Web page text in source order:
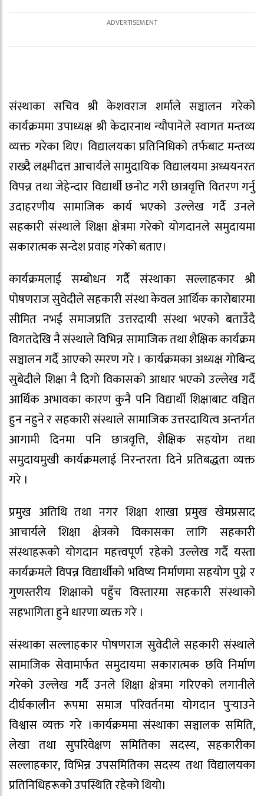
संस्थाका सचिव श्री केशवराज शर्माले सञ्चालन गरेको
कार्यक्रममा उपाध्यक्ष श्री केदारनाथ न्यौपानेले स्वागत मन्तव्य
व्यक्त गरेका थिए। विद्यालयका प्रतिनिधिको तर्फबाट मन्तव्य
राख्दै लक्ष्मीदत्त आचार्यले सामुदायिक विद्यालयमा अध्ययनरत
विपन्न तथा जेहेन्दार विद्यार्थी छनोट गरी छात्रवृत्ति वितरण गर्नु
उदाहरणीय सामाजिक कार्य भएको उल्लेख गर्दै उनले
सहकारी संस्थाले शिक्षा क्षेत्रमा गरेको योगदानले समुदायमा
सकारात्मक सन्देश प्रवाह गरेको बताए।
कार्यक्रमलाई सम्बोधन गर्दै संस्थाका सल्लाहकार श्री
पोषणराज सुवेदीले सहकारी संस्था केवल आर्थिक कारोबारमा
सीमित नभई समाजप्रति उत्तरदायी संस्था भएको बताउँदै
विगतदेखि नै संस्थाले विभिन्न सामाजिक तथा शैक्षिक कार्यक्रम
सञ्चालन गर्दै आएको स्मरण गरे । कार्यक्रमका अध्यक्ष गोबिन्द
सुबेदीले शिक्षा नै दिगो विकासको आधार भएको उल्लेख गर्दै
आर्थिक अभावका कारण कुनै पनि विद्यार्थी शिक्षाबाट वञ्चित
हुन नहुने र सहकारी संस्थाले सामाजिक उत्तरदायित्व अन्तर्गत
आगामी दिनमा पनि छात्रवृत्ति, शैक्षिक सहयोग तथा
समुदायमुखी कार्यक्रमलाई निरन्तरता दिने प्रतिबद्धता व्यक्त
गरे ।
प्रमुख अतिथि तथा नगर शिक्षा शाखा प्रमुख खेमप्रसाद
आचार्यले शिक्षा क्षेत्रको विकासका लागि सहकारी
संस्थाहरूको योगदान महत्त्वपूर्ण रहेको उल्लेख गर्दै यस्ता
कार्यक्रमले विपन्न विद्यार्थीको भविष्य निर्माणमा सहयोग पुग्ने र
गुणस्तरीय शिक्षाको पहुँच विस्तारमा सहकारी संस्थाको
सहभागिता हुने धारणा व्यक्त गरे ।
संस्थाका सल्लाहकार पोषणराज सुवेदीले सहकारी संस्थाले
सामाजिक सेवामार्फत समुदायमा सकारात्मक छवि निर्माण
गरेको उल्लेख गर्दै उनले शिक्षा क्षेत्रमा गरिएको लगानीले
दीर्घकालीन रूपमा समाज परिवर्तनमा योगदान पुर्‍याउने
विश्वास व्यक्त गरे ।कार्यक्रममा संस्थाका सञ्चालक समिति,
लेखा तथा सुपरिवेक्षण समितिका सदस्य, सहकारीका
सल्लाहकार, विभिन्न उपसमितिका सदस्य तथा विद्यालयका
प्रतिनिधिहरूको उपस्थिति रहेको थियो।